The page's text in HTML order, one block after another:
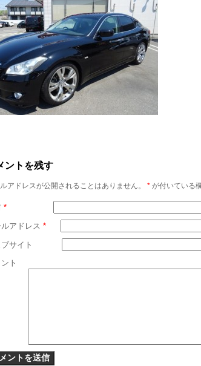
ントを残す
アドレスが公開されることはありません。 *が付いている
*
ルアドレス *
サイト
ト